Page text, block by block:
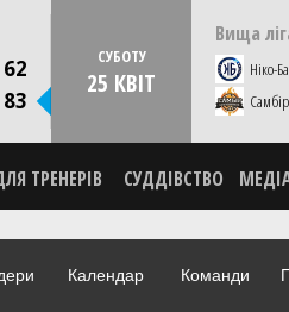
62
83
СУБОТУ
25 КВІТ
Вища
Ніко-
Самбір
СУБОТУ
ТРЕНЕРІВ СУДДІВСТВО
Календар Команди